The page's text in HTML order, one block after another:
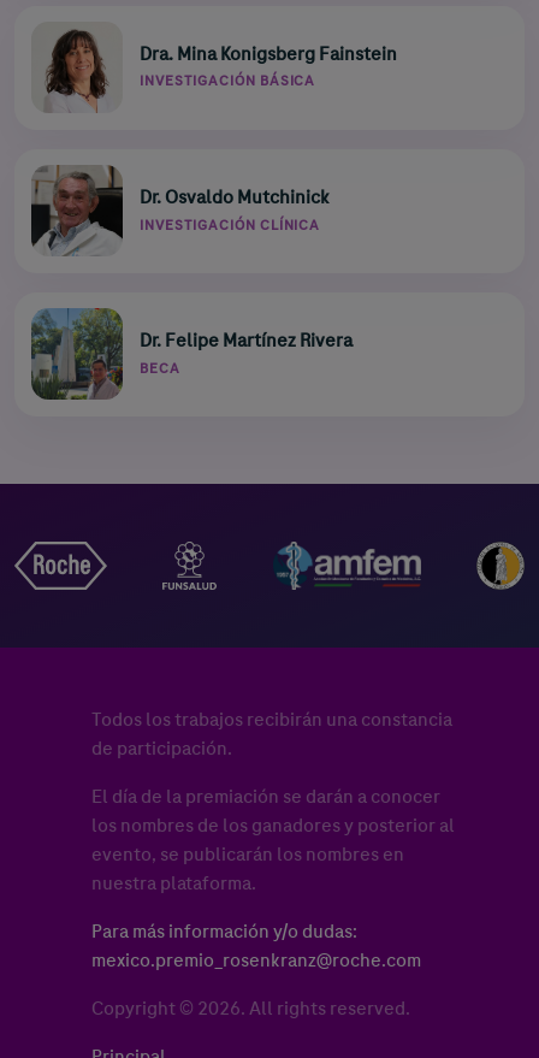
Dra. Mina Konigsberg Fainstein
INVESTIGACIÓN BÁSICA
Dr. Osvaldo Mutchinick
INVESTIGACIÓN CLÍNICA
Dr. Felipe Martínez Rivera
BECA
Todos los trabajos recibirán una constancia
de participación.
El día de la premiación se darán a conocer
los nombres de los ganadores y posterior al
evento, se publicarán los nombres en
nuestra plataforma.
Para más información y/o dudas:
mexico.premio_rosenkranz@roche.com
Copyright © 2026. All rights reserved.